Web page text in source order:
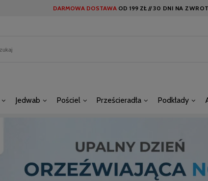
DARMOWA DOSTAWA OD 199 ZŁ //30 DNI NA ZWROT
Jedwab Pościel Prześcieradła Podkłady